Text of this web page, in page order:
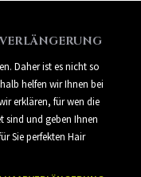
Daher ist es nicht so
helfen wir Ihnen bei
erklären, für wen die
sind und geben Ihnen
Sie perfekten Hair